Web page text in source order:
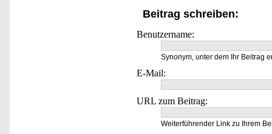
Beitrag schreiben:
Benutzername:
Synonym, unter dem Ihr Beitrag
E-Mail:
URL zum Beitrag:
Weiterführender Link zu Ihrem